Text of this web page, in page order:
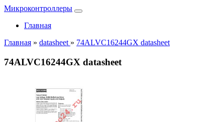
Микроконтроллеры
Главная
Главная » datasheet » 74ALVC16244GX datasheet
74ALVC16244GX datasheet